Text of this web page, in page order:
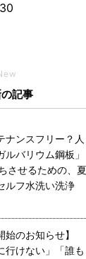
30
記事
ナンスフリー？人
ルバリウム鋼板」
させるための、夏
ルフ水洗い洗浄
始のお知らせ】
行けない」「誰も